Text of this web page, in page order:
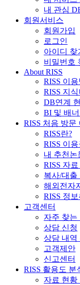
내 관심
회원서비스
회원가입
로그인
아이디 찾
비밀번호
About RISS
RISS 이용
RISS 지식
DB연계
BI 및 배
RISS 처음 방문
RISS란?
RISS 이
내 추천논
RISS 자
복사/대출
해외전자
RISS 정
고객센터
자주 찾는
상담 신청
상담 내역
고객제안
신고센터
RISS 활용도 분
자료 현황